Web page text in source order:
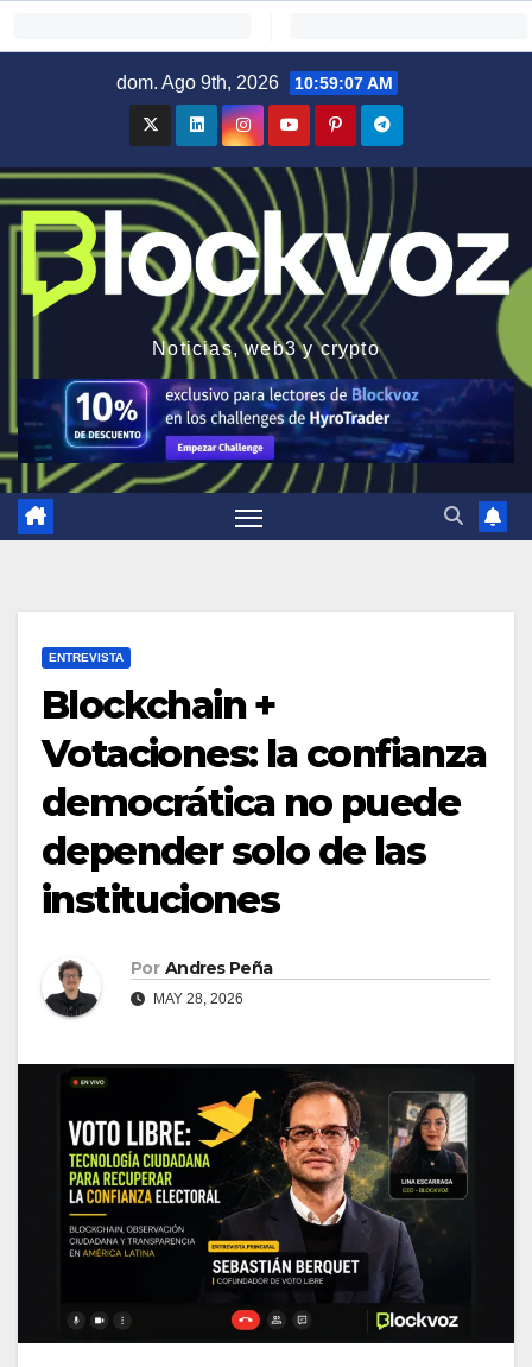
dom. Ago 9th, 2026 10:59:08 AM
Noticias, web3 y crypto
ENTREVISTA
Blockchain +
Votaciones: la confianza
democrática no puede
depender solo de las
instituciones
Por Andres Peña
MAY 28, 2026